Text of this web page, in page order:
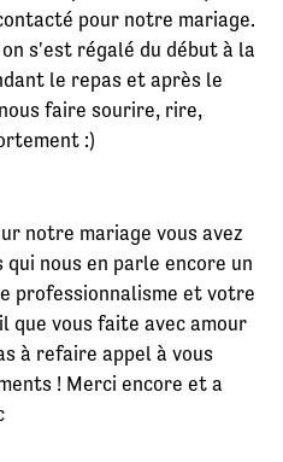
pour notre mariage.
s'est régalé du début à la
le repas et après le
faire sourire, rire,
:)
notre mariage vous avez
nous en parle encore un
professionnalisme et votre
vous faite avec amour
à refaire appel à vous
! Merci encore et a